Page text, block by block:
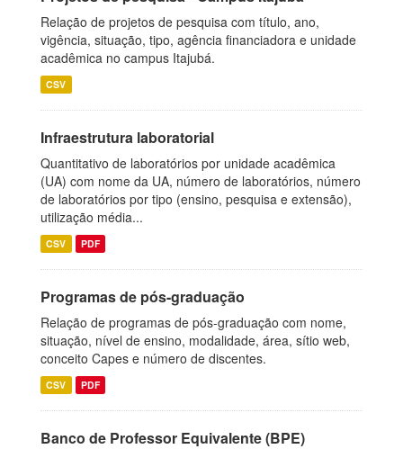
Relação de projetos de pesquisa com título, ano,
vigência, situação, tipo, agência financiadora e unidade
acadêmica no campus Itajubá.
CSV
Infraestrutura laboratorial
Quantitativo de laboratórios por unidade acadêmica
(UA) com nome da UA, número de laboratórios, número
de laboratórios por tipo (ensino, pesquisa e extensão),
utilização média...
CSV PDF
Programas de pós-graduação
Relação de programas de pós-graduação com nome,
situação, nível de ensino, modalidade, área, sítio web,
conceito Capes e número de discentes.
CSV PDF
Banco de Professor Equivalente (BPE)